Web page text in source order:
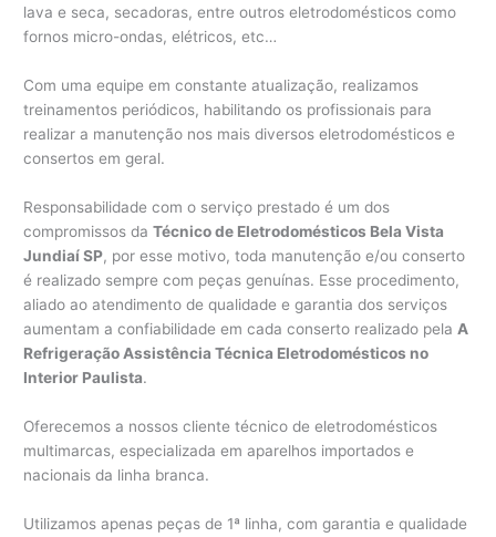
lava e seca, secadoras, entre outros eletrodomésticos como
fornos micro-ondas, elétricos, etc…
Com uma equipe em constante atualização, realizamos
treinamentos periódicos, habilitando os profissionais para
realizar a manutenção nos mais diversos eletrodomésticos e
consertos em geral.
Responsabilidade com o serviço prestado é um dos
compromissos daTécnico de Eletrodomésticos Bela Vista
Jundiaí SP, por esse motivo, toda manutenção e/ou conserto
é realizado sempre com peças genuínas. Esse procedimento,
aliado ao atendimento de qualidade e garantia dos serviços
aumentam a confiabilidade em cada conserto realizado pela A
Refrigeração Assistência Técnica Eletrodomésticos no
Interior Paulista.
Oferecemos a nossos cliente técnico de eletrodomésticos
multimarcas, especializada em aparelhos importados e
nacionais da linha branca.
Utilizamos apenas peças de 1ª linha, com garantia e qualidade